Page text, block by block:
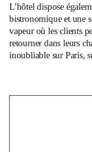
L’hôtel dispose
bistronomique et une
vapeur où les clients
retourner dans leurs
inoubliable sur Paris,